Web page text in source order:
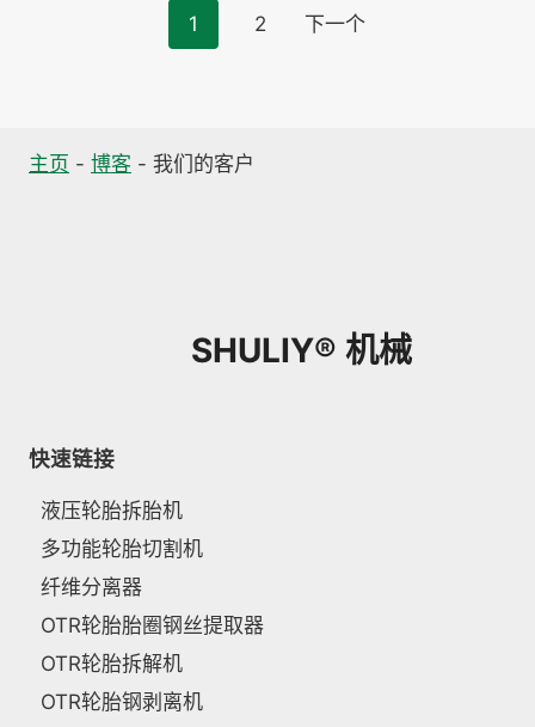
Posts
1 2 下一个
主页 - 博客 - 我们的客户
SHULIY® 机械
快速链接
液压轮胎拆胎机
多功能轮胎切割机
纤维分离器
OTR轮胎胎圈钢丝提取器
OTR轮胎拆解机
OTR轮胎钢剥离机